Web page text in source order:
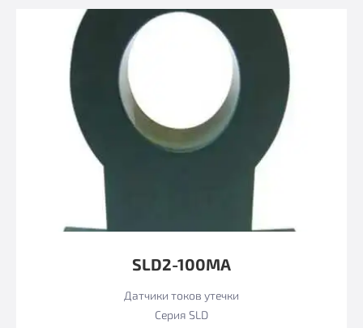
SLD2-100MА
Датчики токов утечки
Серия SLD